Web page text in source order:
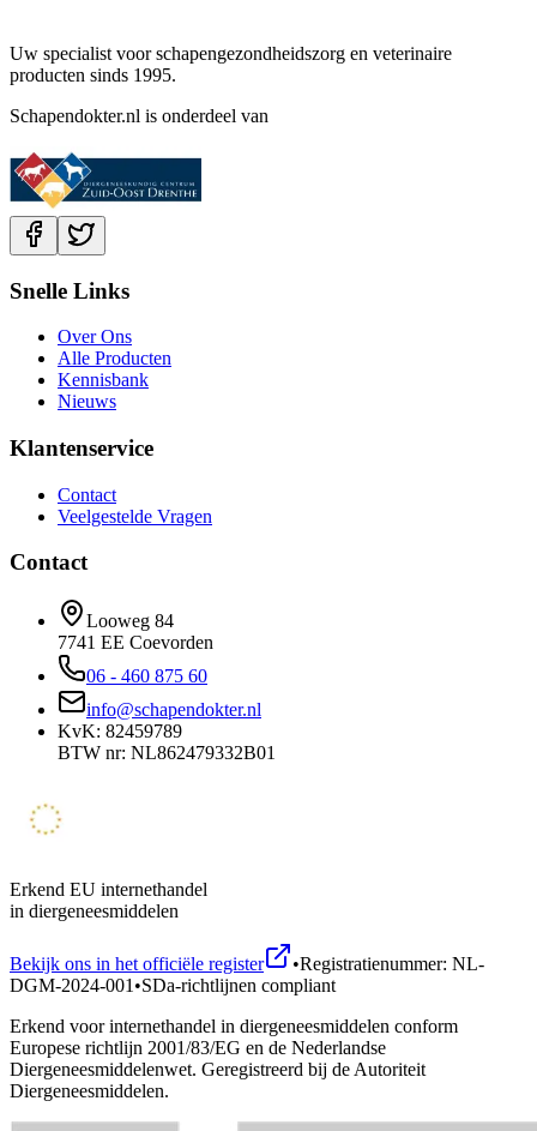
Uw specialist voor schapengezondheidszorg en veterinaire
producten sinds 1995.
Schapendokter.nl is onderdeel van
Snelle Links
Over Ons
Alle Producten
Kennisbank
Nieuws
Klantenservice
Contact
Veelgestelde Vragen
Contact
Looweg 84
7741 EE Coevorden
06 - 460 875 60
info@schapendokter.nl
KvK: 82459789
BTW nr: NL862479332B01
Erkend EU internethandel
in diergeneesmiddelen
Bekijk ons in het officiële register •Registratienummer: NL-
DGM-2024-001 •SDa-richtlijnen compliant
Erkend voor internethandel in diergeneesmiddelen conform
Europese richtlijn 2001/83/EG en de Nederlandse
Diergeneesmiddelenwet. Geregistreerd bij de Autoriteit
Diergeneesmiddelen.